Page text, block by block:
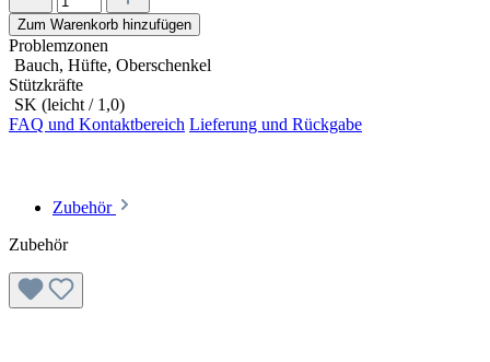
Zum Warenkorb hinzufügen
Problemzonen
Bauch, Hüfte, Oberschenkel
Stützkräfte
SK (leicht / 1,0)
FAQ und Kontaktbereich Lieferung und Rückgabe
Zubehör
Zubehör